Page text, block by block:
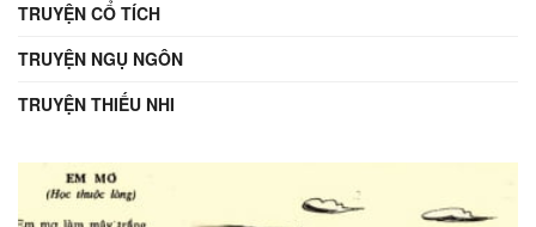
TRUYỆN CỔ TÍCH
TRUYỆN NGỤ NGÔN
TRUYỆN THIẾU NHI